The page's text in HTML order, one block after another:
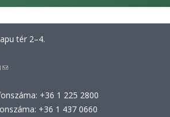
tér 2–4.
(link
e-
mail)
+36 1 225 2800
+36 1 437 0660